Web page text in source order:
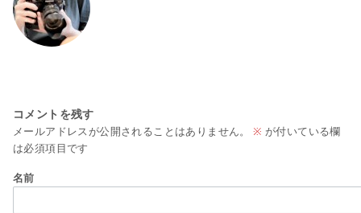
コメントを残す
メールアドレスが公開されることはありません。 ※ が付いている欄
は必須項目です
名前